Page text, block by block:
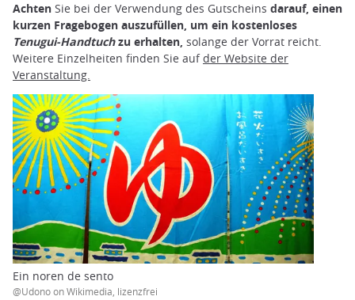
Achten Sie bei der Verwendung des Gutscheins darauf, einen
kurzen Fragebogen auszufüllen, um ein kostenloses
Tenugui-Handtuchzu erhalten, solange der Vorrat reicht.
Weitere Einzelheiten finden Sie aufder Website der
Veranstaltung.
Ein noren de sento
@Udono on Wikimedia, lizenzfrei